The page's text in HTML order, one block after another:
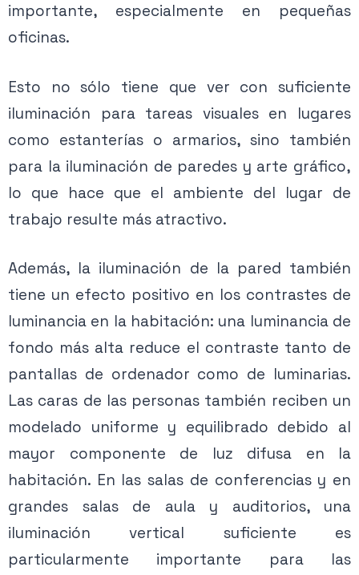
importante, especialmente en pequeñas
oficinas.
Esto no sólo tiene que ver con suficiente
iluminación para tareas visuales en lugares
como estanterías o armarios, sino también
para la iluminación de paredes y arte gráfico,
lo que hace que el ambiente del lugar de
trabajo resulte más atractivo.
Además, la iluminación de la pared también
tiene un efecto positivo en los contrastes de
luminancia en la habitación: una luminancia de
fondo más alta reduce el contraste tanto de
pantallas de ordenador como de luminarias.
Las caras de las personas también reciben un
modelado uniforme y equilibrado debido al
mayor componente de luz difusa en la
habitación. En las salas de conferencias y en
grandes salas de aula y auditorios, una
iluminación vertical suficiente es
particularmente importante para las